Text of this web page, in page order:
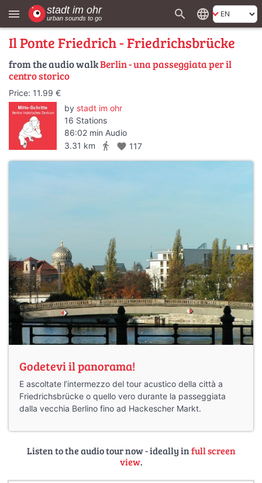
menu search language
Il Ponte Friedrich - Friedrichsbrücke
from the audio walkBerlin - una passeggiata per il
centro storico
Price: 11.99 €
by stadt im ohr
16 Stations
86:02 min Audio
3.31 km
directions_walk favorite 117
Godetevi il panorama!
E ascoltate l’intermezzo del tour acustico della città a
Friedrichsbrücke o quello vero durante la passeggiata
dalla vecchia Berlino fino ad Hackescher Markt.
Listen to the audio tour now - ideally infull screen
view.